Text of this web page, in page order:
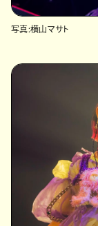
写真:横山マサト